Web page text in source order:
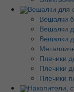
Вешалки для
Вешалки
Вешалки
Вешалки
Плечики
Плечики
Плечики
Накопители,